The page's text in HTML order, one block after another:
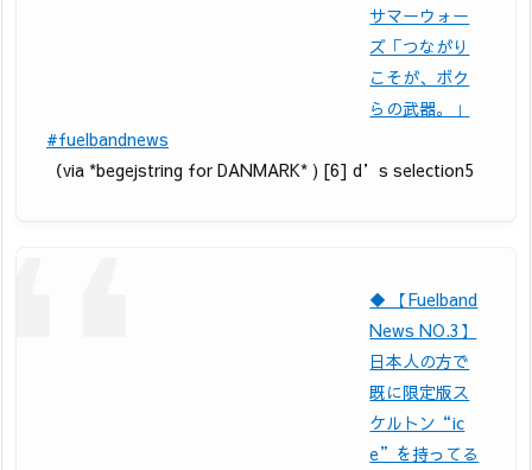
サマーウォー
ズ「つながり
こそが、ボク
らの武器。」
#fuelbandnews
（via *begejstring for DANMARK* ) [6] d’s selection5
◆ 【Fuelband
News NO.3】
日本人の方で
既に限定版ス
ケルトン“ic
e”を持ってる